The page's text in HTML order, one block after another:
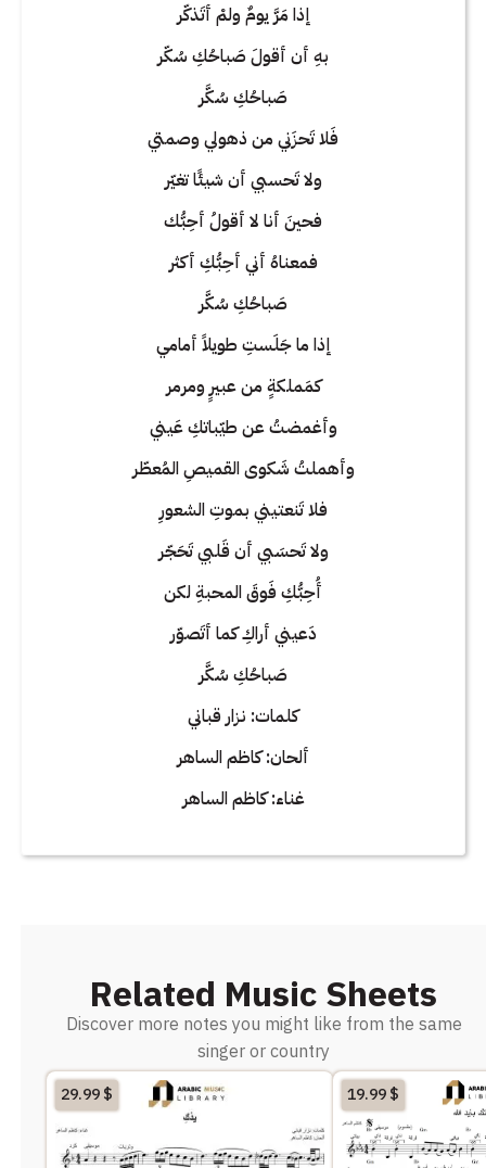
إذا مَرَّ يومٌ ولمْ أتَذكّر
بهِ أن أقولَ صَباحُكِ سُكّر
صَباحُكِ سُكَّر
فَلا تَحزَني من ذهولي وصمتي
ولا تَحسبي أن شيئًا تغيّر
فحينَ أنا لا أقولُ أحِبُّك
فمعناهُ أني أحِبُّكِ أكثر
صَباحُكِ سُكَّر
إذا ما جَلَستِ طويلاً أمامي
كمَملكةٍ من عبيرٍ ومرمر
وأغمضتُ عن طيّباتكِ عَيني
وأهملتُ شَكوى القميصِ المُعطّر
فلا تَنعتيني بموتِ الشعورِ
ولا تَحسَبي أن قَلبي تَحَجّر
أُحِبُّكِ فَوقَ المحبةِ لكن
دَعيني أراكِ كما أتَصوّر
صَباحُكِ سُكَّر
كلمات: نزار قباني
ألحان: كاظم الساهر
غناء: كاظم الساهر
Related Music Sheets
Discover more notes you might like from the same
singer or country
29.99$ 19.99$